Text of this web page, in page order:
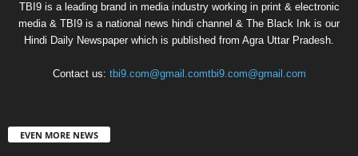
TBI9 is a leading brand in media industry working in print & electronic
media & TBI9 is a national news hindi channel & The Black Ink is our
Hindi Daily Newspaper which is published from Agra Uttar Pradesh.
Contact us: tbi9.com@gmail.comtbi9.com@gmail.com
EVEN MORE NEWS